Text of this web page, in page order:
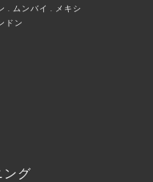
. ムンバイ . メキシ
ドン
ング